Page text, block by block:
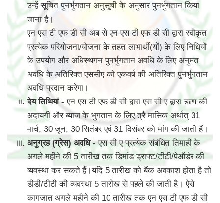
उन्हें सूचित पुनर्भुगतान अनुसूची के अनुसार पुनर्भुगतान किया
जाना है।
एन एस टी एफ डी सी अब से एन एस टी एफ डी सी द्वारा स्वीकृत
प्रत्येक परियोजना/योजना के तहत लाभार्थी(यों) के लिए निधियों
के उपयोग और अधिस्थगन पुनर्भुगतान अवधि के लिए अनुमत
अवधि के अतिरिक्त एससीए को एकवर्ष की अतिरिक्त पुनर्भुगतान
अवधि प्रदान करेगा।
देय तिथियां -एन एस टी एफ डी सी द्वारा एस सी ए द्वारा ऋण की
अदायगी और ब्याज के भुगतान के लिए त्रै मासिक अर्थात् 31
मार्च, 30 जून, 30 सितंबर एवं 31 दिसंबर को मांग की जाती हैं।
अनुग्रह (ग्रेस) अवधि -एस सी ए प्रत्येक संबंधित तिमाही के
अगले महीने की 5 तारीख तक डिमांड ड्राफ्ट/टीटी/पेऑर्डर की
व्यवस्था कर सकते हैं।यदि 5 तारीख को बैंक अवकाश होता है तो
डीडी/टीटी की व्यवस्था 5 तारीख से पहले की जाती है। ऐसे
कागजात अगले महीने की 10 तारीख तक एन एस टी एफ डी सी